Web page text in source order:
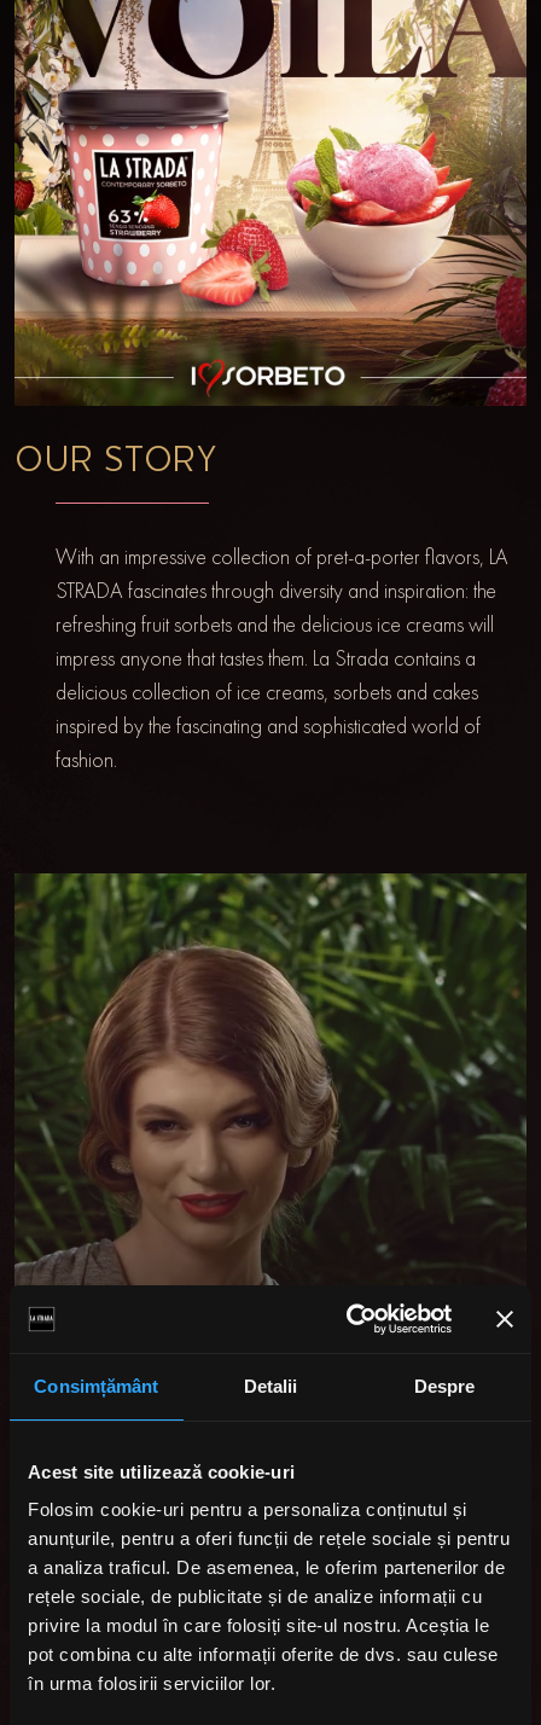
Consimțământ Detalii Despre
Acest site utilizează cookie-uri
Folosim cookie-uri pentru a personaliza conținutul și
anunțurile, pentru a oferi funcții de rețele sociale și pentru
a analiza traficul. De asemenea, le oferim partenerilor de
rețele sociale, de publicitate și de analize informații cu
privire la modul în care folosiți site-ul nostru. Aceștia le
pot combina cu alte informații oferite de dvs. sau culese
în urma folosirii serviciilor lor.
OUR STORY
With an impressive collection of pret-a-porter flavors, LA
STRADA fascinates through diversity and inspiration: the
refreshing fruit sorbets and the delicious ice creams will
impress anyone that tastes them. La Strada contains a
delicious collection of ice creams, sorbets and cakes
inspired by the fascinating and sophisticated world of
fashion.